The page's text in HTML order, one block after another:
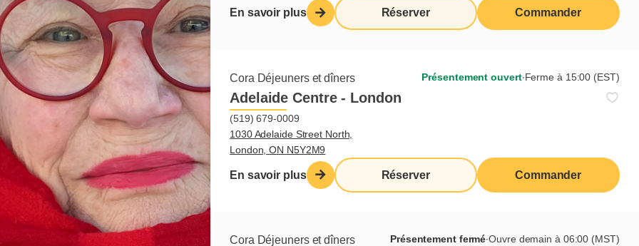
En savoir plus Réserver Commander
Cora Déjeuners et dîners Présentement ouvert∙Ferme à 15:00 (EST)
Adelaide Centre - London
(519) 679-0009
1030 Adelaide Street North,
London, ON N5Y2M9
En savoir plus Réserver Commander
Cora Déjeuners et dîners Présentement fermé∙Ouvre demain à 06:00 (MST)